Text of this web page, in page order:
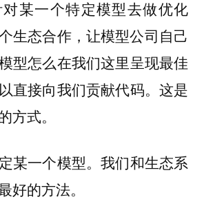
某一个特定模型去做优化
态合作，让模型公司自己
型怎么在我们这里呈现最佳
直接向我们贡献代码。这是
方式。
某一个模型。我们和生态系
好的方法。